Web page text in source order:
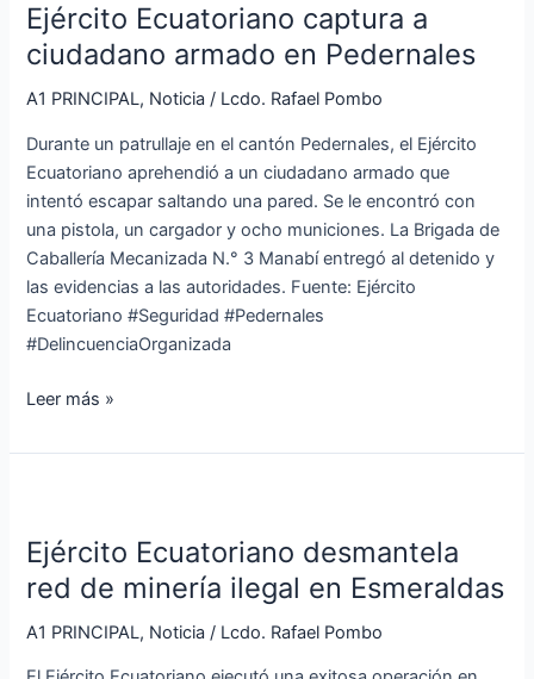
Ejército Ecuatoriano captura a
ciudadano armado en Pedernales
A1 PRINCIPAL, Noticia / Lcdo. Rafael Pombo
Durante un patrullaje en el cantón Pedernales, el Ejército
Ecuatoriano aprehendió a un ciudadano armado que
intentó escapar saltando una pared. Se le encontró con
una pistola, un cargador y ocho municiones. La Brigada de
Caballería Mecanizada N.° 3 Manabí entregó al detenido y
las evidencias a las autoridades. Fuente: Ejército
Ecuatoriano #Seguridad #Pedernales
#DelincuenciaOrganizada
captura
a
armado
Leer más »
Ejército Ecuatoriano desmantela
red de minería ilegal en Esmeraldas
A1 PRINCIPAL, Noticia / Lcdo. Rafael Pombo
desmantela
red
minería
ilegal